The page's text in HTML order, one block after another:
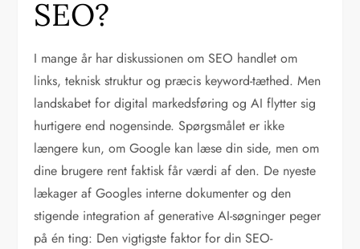
SEO?
I mange år har diskussionen om SEO handlet om
links, teknisk struktur og præcis keyword-tæthed. Men
landskabet for digital markedsføring og AI flytter sig
hurtigere end nogensinde. Spørgsmålet er ikke
længere kun, om Google kan læse din side, men om
dine brugere rent faktisk får værdi af den. De nyeste
lækager af Googles interne dokumenter og den
stigende integration af generative AI-søgninger peger
på én ting: Den vigtigste faktor for din SEO-